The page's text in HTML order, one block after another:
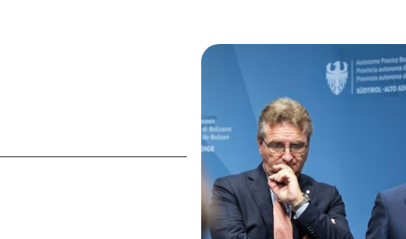
Governance
Investor Relations
Aktionäre
Internal Dealing
Nachhaltigkeit